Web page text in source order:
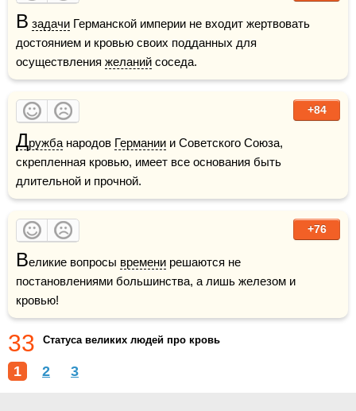
В задачи Германской империи не входит жертвовать
достоянием и кровью своих подданных для
осуществления желаний соседа.
+84
Дружба народов Германии и Советского Союза,
скрепленная кровью, имеет все основания быть
длительной и прочной.
+76
Великие вопросы времени решаются не
постановлениями большинства, а лишь железом и
кровью!
33 Статуса великих людей про кровь
1 2 3